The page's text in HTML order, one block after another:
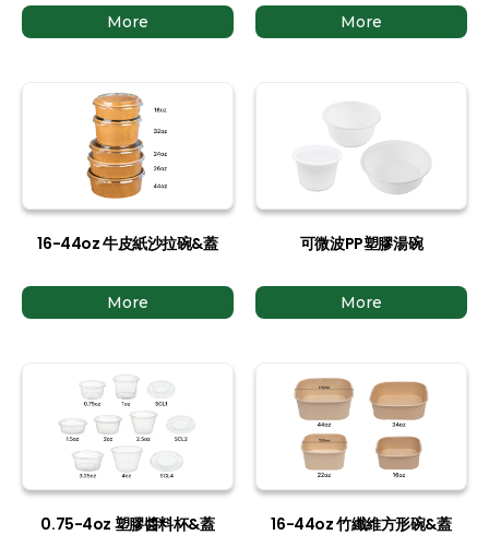
More More
16-44oz 牛皮紙沙拉碗&蓋
More
可微波PP塑膠湯碗
More
0.75-4oz 塑膠醬料杯&蓋 16-44oz 竹纖維方形碗&蓋